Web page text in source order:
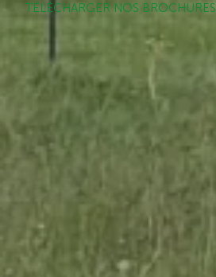
TÉLÉCHARGER NOS BROCHURES